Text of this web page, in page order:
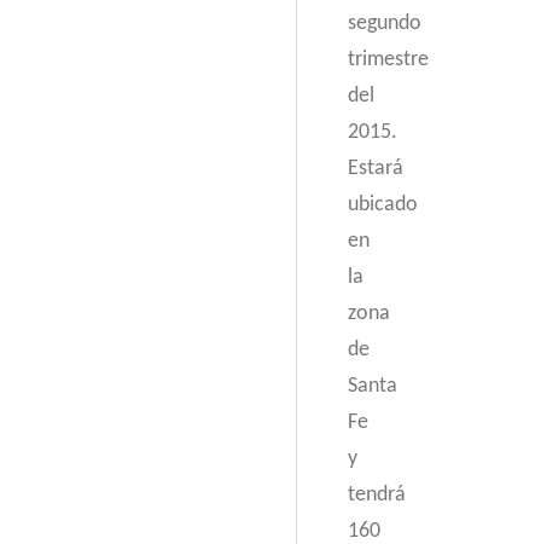
segundo
trimestre
del
2015.
Estará
ubicado
en
la
zona
de
Santa
Fe
y
tendrá
160